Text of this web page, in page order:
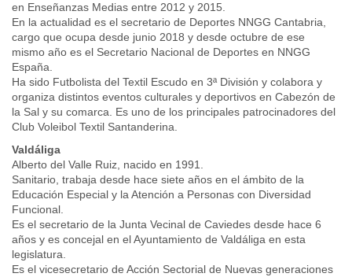
en Enseñanzas Medias entre 2012 y 2015.
En la actualidad es el secretario de Deportes NNGG Cantabria,
cargo que ocupa desde junio 2018 y desde octubre de ese
mismo año es el Secretario Nacional de Deportes en NNGG
España.
Ha sido Futbolista del Textil Escudo en 3ª División y colabora y
organiza distintos eventos culturales y deportivos en Cabezón de
la Sal y su comarca. Es uno de los principales patrocinadores del
Club Voleibol Textil Santanderina.
Valdáliga
Alberto del Valle Ruiz, nacido en 1991.
Sanitario, trabaja desde hace siete años en el ámbito de la
Educación Especial y la Atención a Personas con Diversidad
Funcional.
Es el secretario de la Junta Vecinal de Caviedes desde hace 6
años y es concejal en el Ayuntamiento de Valdáliga en esta
legislatura.
Es el vicesecretario de Acción Sectorial de Nuevas generaciones